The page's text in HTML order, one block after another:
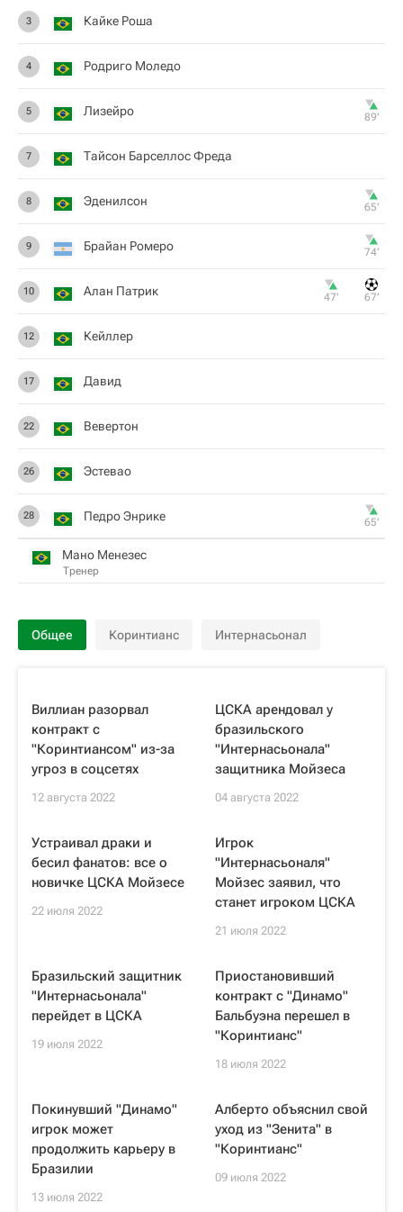
3 Кайке Роша
4 Родриго Моледо
5 Лизейро 89‎’‎
7 Тайсон Барселлос Фреда
8 Эденилсон 65‎’‎
9 Брайан Ромеро 74‎’‎
10 Алан Патрик 47‎’‎ 67‎’‎
12 Кейллер
17 Давид
22 Вевертон
26 Эстевао
28 Педро Энрике 65‎’‎
Мано Менезес
Тренер
Общее Коринтианс Интернасьонал
Виллиан разорвал
контракт с
"Коринтиансом" из-за
угроз в соцсетях
12 августа 2022
ЦСКА арендовал у
бразильского
"Интернасьонала"
защитника Мойзеса
04 августа 2022
Устраивал драки и
бесил фанатов: все о
новичке ЦСКА Мойзесе
22 июля 2022
Игрок
"Интернасьоналя"
Мойзес заявил, что
станет игроком ЦСКА
21 июля 2022
Бразильский защитник
"Интернасьонала"
перейдет в ЦСКА
19 июля 2022
Приостановивший
контракт с "Динамо"
Бальбуэна перешел в
"Коринтианс"
18 июля 2022
Покинувший "Динамо"
игрок может
продолжить карьеру в
Бразилии
13 июля 2022
Алберто объяснил свой
уход из "Зенита" в
"Коринтианс"
09 июля 2022